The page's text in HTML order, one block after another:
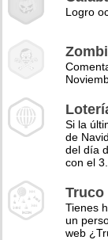
Logro
Si la
de
del día
con el 3.
Truco
Tienes
un
web